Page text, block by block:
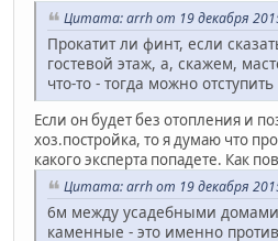
Цитата: arrh от 19 декабря
Прокатит ли финт, если
гостевой этаж, а, скажем,
что-то - тогда можно
Если он будет без отопления и
хоз.постройка, то я думаю что
какого эксперта попадете. Как
Цитата: arrh от 19 декабря
6м между усадебными
каменные - это именно